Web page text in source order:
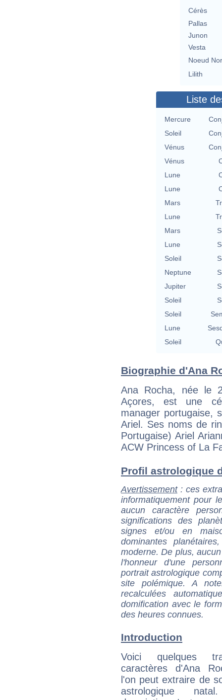
Cérès
Pallas
Junon
Vesta
Noeud
Lilith
Liste
Mercure
Soleil
Vénus
Vénus
Lune
Lune
Mars
Lune
Mars
Lune
Soleil
Neptune
Jupiter
Soleil
Soleil
Lune
Soleil
Biographie d'Ana
Ana Rocha, née le
Açores, est une
manager portugaise,
Ariel. Ses noms de
Portugaise) Ariel
ACW Princess of La
Profil astrologique
Avertissement: ces
informatiquement pour
aucun caractère
significations des
signes et/ou en
dominantes
moderne. De plus,
l'honneur d'une
portrait astrologique
site polémique. A
recalculées
domification avec le
des heures connues.
Introduction
Voici quelques
caractères d'Ana
l'on peut extraire de
astrologique